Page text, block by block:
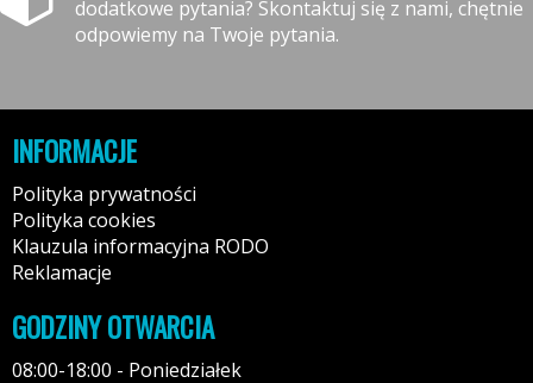
dodatkowe pytania? Skontaktuj się z nami, chętnie
odpowiemy na Twoje pytania.
INFORMACJE
Polityka prywatności
Polityka cookies
Klauzula informacyjna RODO
Reklamacje
GODZINY OTWARCIA
08:00-18:00 - Poniedziałek